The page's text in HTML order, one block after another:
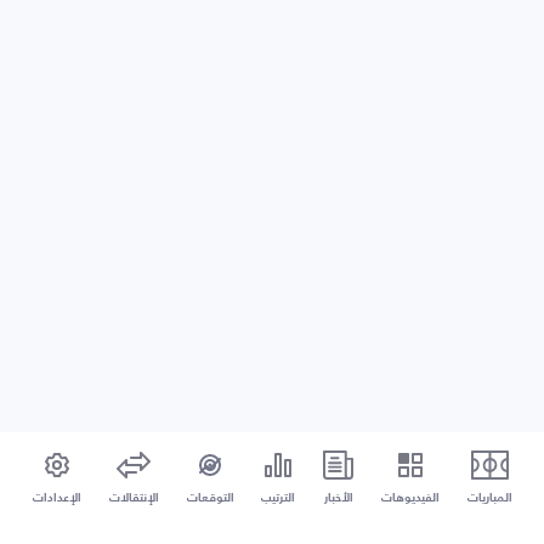
المباريات الفيديوهات الأخبار الترتيب التوقعات الإنتقالات الإعدادات